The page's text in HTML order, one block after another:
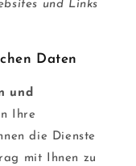
und Links
Daten
und
Ihre
die Dienste
mit Ihnen zu